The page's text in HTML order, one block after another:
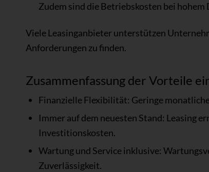
Zudem sind die Betriebskosten bei
Viele Leasinganbieter unterstützen
Anforderungen zu finden.
Zusammenfassung der Vorteile
Finanzielle Flexibilität: Geringe
Immer auf dem neuesten Stand: Leasing
Investitionskosten.
Wartung und Service inklusive:
Zuverlässigkeit.